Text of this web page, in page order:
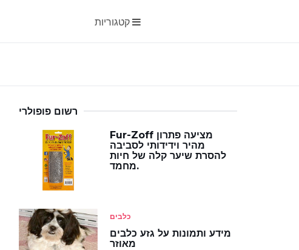
קטגוריות
רשום פופולרי
Fur-Zoff מציעה פתרון
מהיר וידידותי לסביבה
להסרת שיער קלה של חיות
מחמד.
כלבים
מידע ותמונות על גזע כלבים
מאוזר